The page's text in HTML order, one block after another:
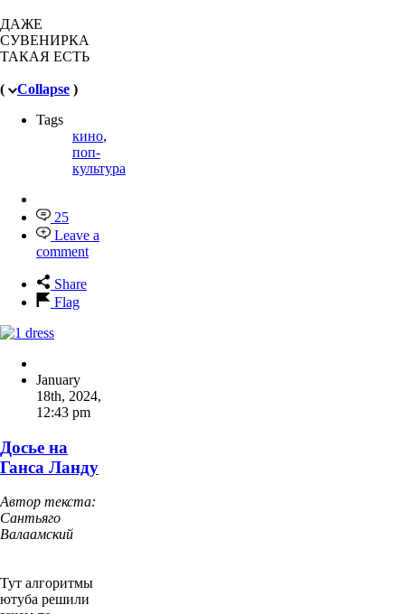
ДАЖЕ
СУВЕНИРКА
ТАКАЯ ЕСТЬ
( Collapse )
Tags
кино,
поп-
культура
25
Leave a
comment
Share
Flag
January
18th, 2024,
12:43 pm
Досье на
Ганса Ланду
Автор текста:
Сантьяго
Валаамский
Тут алгоритмы
ютуба решили